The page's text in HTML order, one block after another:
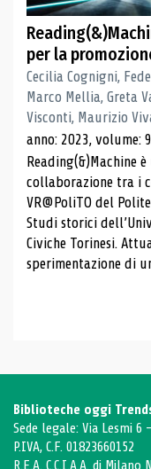
per la
Cecilia Cognigni,
Marco Mellia, Greta
Visconti, Maurizio
anno: 2023, volume:
Reading(&)Machine
collaborazione tra i
VR@PoliTO del
Studi storici
Civiche Torinesi.
sperimentazione di
Biblioteche oggi Trends
Sede legale: Via Lesmi 6
P.IVA, C.F. 01823660152
R.E.A. C.C.I.A.A. di Milano